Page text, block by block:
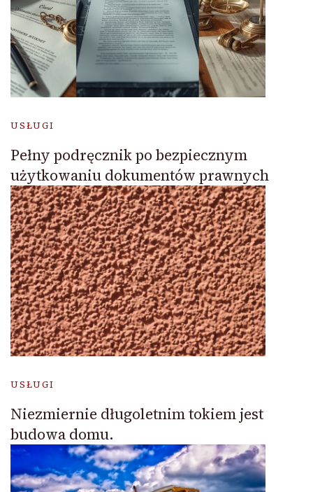
USŁUGI
Pełny podręcznik po bezpiecznym
użytkowaniu dokumentów prawnych
USŁUGI
Niezmiernie długoletnim tokiem jest
budowa domu.